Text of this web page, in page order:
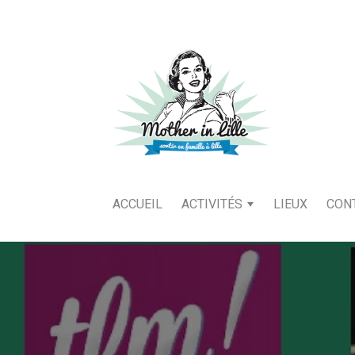
ACCUEIL ACTIVITÉS LIEUX